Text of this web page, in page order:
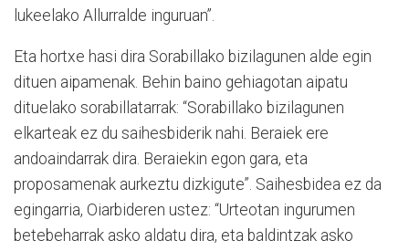
lukeelako Allurralde inguruan”.
Eta hortxe hasi dira Sorabillako bizilagunen alde egin
dituen aipamenak. Behin baino gehiagotan aipatu
dituelako sorabillatarrak: “Sorabillako bizilagunen
elkarteak ez du saihesbiderik nahi. Beraiek ere
andoaindarrak dira. Beraiekin egon gara, eta
proposamenak aurkeztu dizkigute”. Saihesbidea ez da
egingarria, Oiarbideren ustez: “Urteotan ingurumen
betebeharrak asko aldatu dira, eta baldintzak asko